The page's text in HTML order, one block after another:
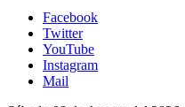
Facebook
Twitter
YouTube
Instagram
Mail